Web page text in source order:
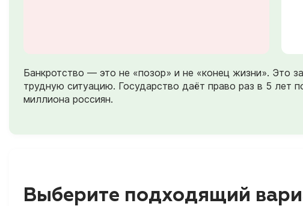
Банкротство — это не «позор» и не «конец жизни». Это
трудную ситуацию. Государство даёт право раз в 5 лет
миллиона россиян.
Выберите подходящий